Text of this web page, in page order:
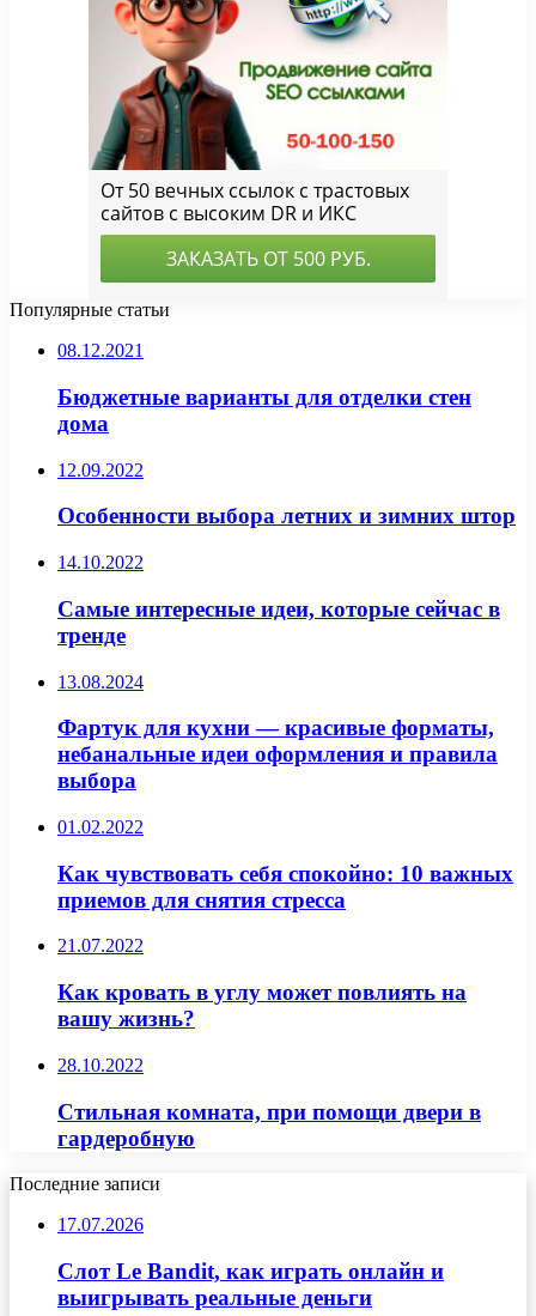
Популярные статьи
08.12.2021
Бюджетные варианты для отделки стен
дома
12.09.2022
Особенности выбора летних и зимних штор
14.10.2022
Самые интересные идеи, которые сейчас в
тренде
13.08.2024
Фартук для кухни — красивые форматы,
небанальные идеи оформления и правила
выбора
01.02.2022
Как чувствовать себя спокойно: 10 важных
приемов для снятия стресса
21.07.2022
Как кровать в углу может повлиять на
вашу жизнь?
28.10.2022
Стильная комната, при помощи двери в
гардеробную
Последние записи
17.07.2026
Слот Le Bandit, как играть онлайн и
выигрывать реальные деньги